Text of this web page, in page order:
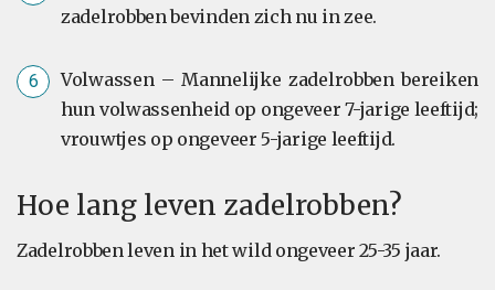
zadelrobben bevinden zich nu in zee.
Volwassen – Mannelijke zadelrobben bereiken
hun volwassenheid op ongeveer 7-jarige leeftijd;
vrouwtjes op ongeveer 5-jarige leeftijd.
Hoe lang leven zadelrobben?
Zadelrobben leven in het wild ongeveer 25-35 jaar.